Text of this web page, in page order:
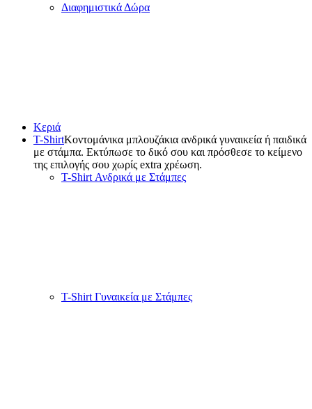
Διαφημιστικά Δώρα
Κεριά
T-ShirtΚοντομάνικα μπλουζάκια ανδρικά γυναικεία ή παιδικά
με στάμπα. Εκτύπωσε το δικό σου και πρόσθεσε το κείμενο
της επιλογής σου χωρίς extra χρέωση.
T-Shirt Ανδρικά με Στάμπες
T-Shirt Γυναικεία με Στάμπες